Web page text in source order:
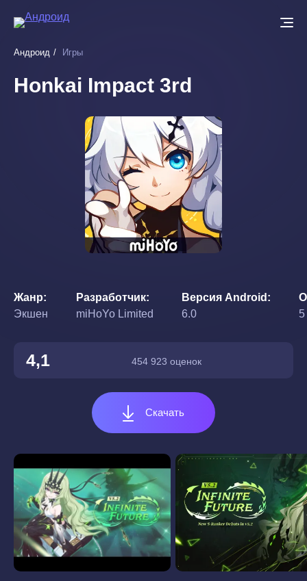
основному
Андроид Игры
Honkai Impact 3rd
Жанр
Экшен
Разработчик
miHoYo Limited
Версия Android
6.0
5
4,1 454 923 оценок
Скачать